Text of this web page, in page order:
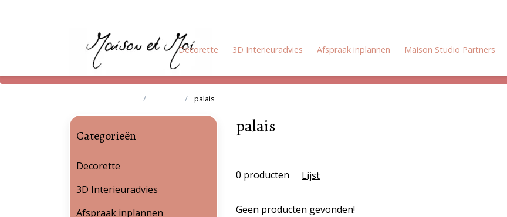
Decorette 3D Interieuradvies Afspraak inplannen Maison Studio Partners
palais
palais
0 producten Lijst
Geen producten gevonden!
Categorieën
Decorette
3D Interieuradvies
Afspraak inplannen